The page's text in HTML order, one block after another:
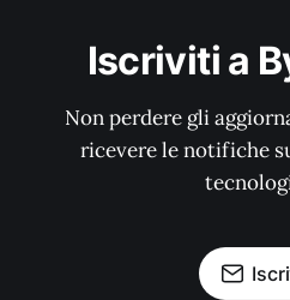
Iscriviti a
Non perdere gli
ricevere le notifiche